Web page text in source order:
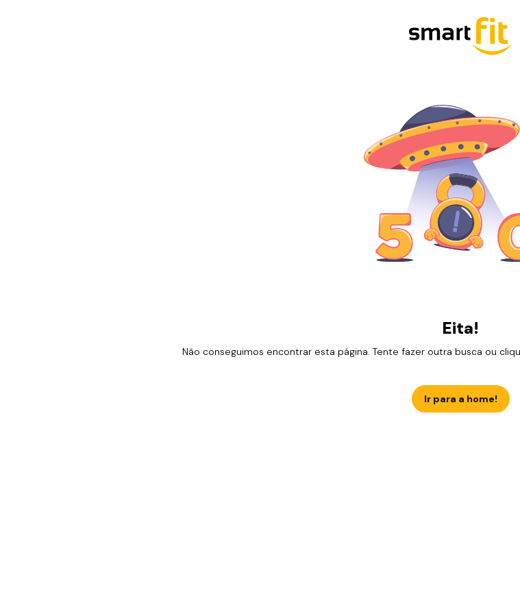
Eita!
Não conseguimos encontrar esta página. Tente fazer outra busca ou
Ir para a home!